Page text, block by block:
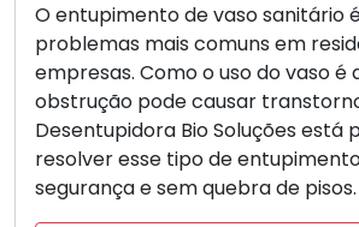
O entupimento de vaso sanitário
problemas mais comuns em
empresas. Como o uso do vaso é
obstrução pode causar
Desentupidora Bio Soluções
resolver esse tipo de
segurança e sem quebra de pisos.